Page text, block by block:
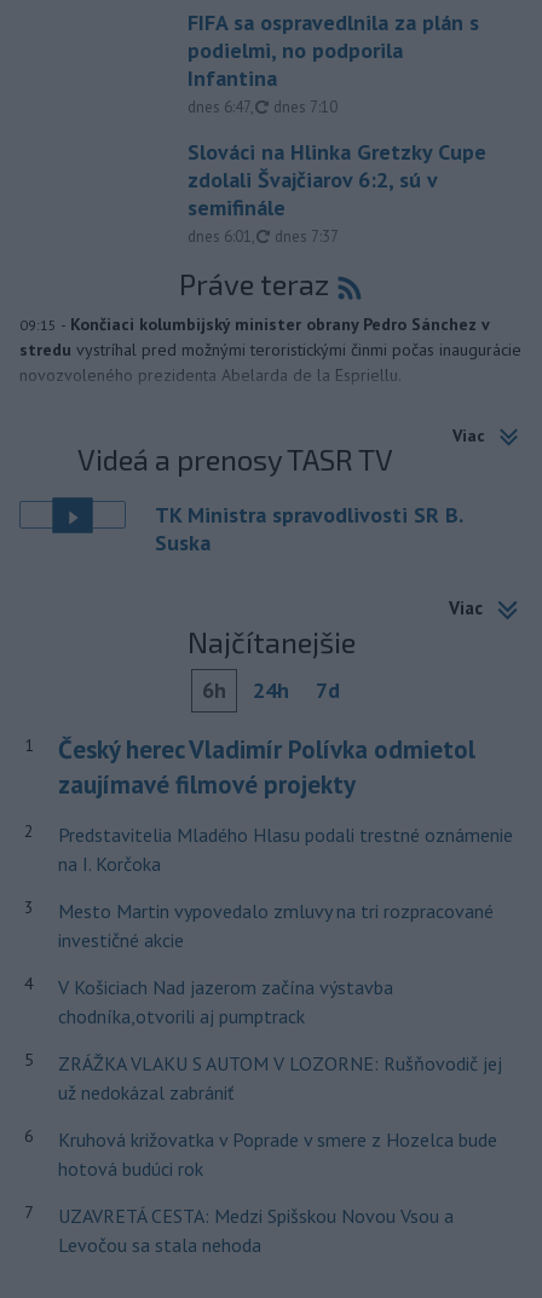
FIFA sa ospravedlnila za plán s
podielmi, no podporila
Infantina
dnes 6:47, aktualizované
dnes 7:10
Slováci na Hlinka Gretzky Cupe
zdolali Švajčiarov 6:2, sú v
semifinále
dnes 6:01, aktualizované
dnes 7:37
Práve teraz
09:15 - Končiaci kolumbijský minister obrany Pedro Sánchez v
stredu vystríhal pred možnými teroristickými činmi počas inaugurácie
novozvoleného prezidenta Abelarda de la Espriellu.
Viac
Videá a prenosy TASR TV
TK Ministra spravodlivosti SR B.
Suska
Viac
Najčítanejšie
6h 24h 7d
1
Český herec Vladimír Polívka odmietol
zaujímavé filmové projekty
2
Predstavitelia Mladého Hlasu podali trestné oznámenie
na I. Korčoka
3
Mesto Martin vypovedalo zmluvy na tri rozpracované
investičné akcie
4
V Košiciach Nad jazerom začína výstavba
chodníka,otvorili aj pumptrack
5
ZRÁŽKA VLAKU S AUTOM V LOZORNE: Rušňovodič jej
už nedokázal zabrániť
6
Kruhová križovatka v Poprade v smere z Hozelca bude
hotová budúci rok
7
UZAVRETÁ CESTA: Medzi Spišskou Novou Vsou a
Levočou sa stala nehoda